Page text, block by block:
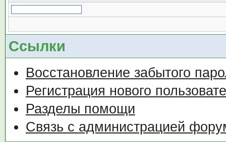
Ссылки
Восстановление забытого
Регистрация нового
Разделы помощи
Связь с администрацией